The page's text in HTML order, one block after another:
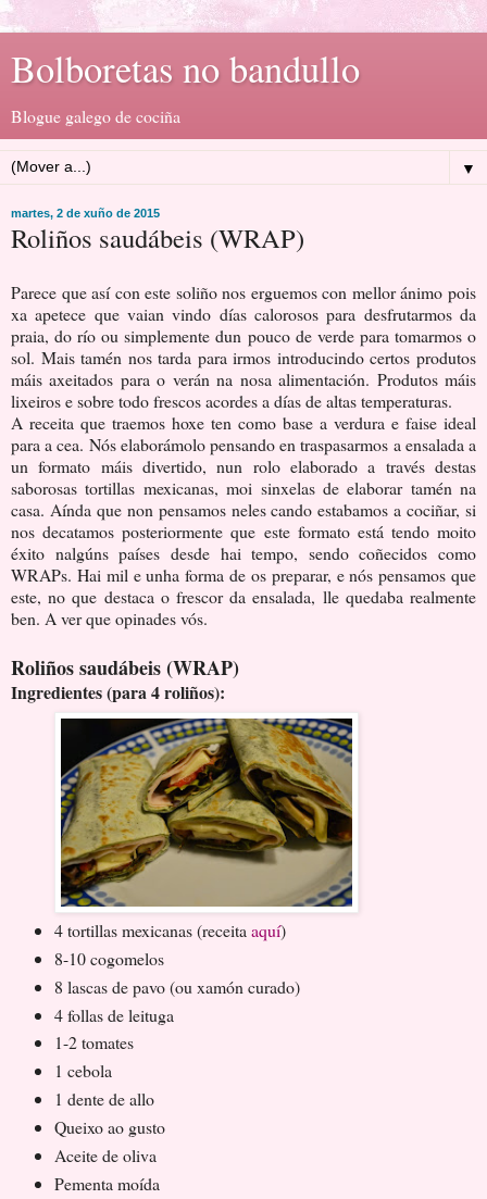
Bolboretas no bandullo
Blogue galego de cociña
▼
martes, 2 de xuño de 2015
Roliños saudábeis (WRAP)
Parece que así con este soliño nos erguemos con mellor ánimo pois
xa apetece que vaian vindo días calorosos para desfrutarmos da
praia, do río ou simplemente dun pouco de verde para tomarmos o
sol. Mais tamén nos tarda para irmos introducindo certos produtos
máis axeitados para o verán na nosa alimentación. Produtos máis
lixeiros e sobre todo frescos acordes a días de altas temperaturas.
A receita que traemos hoxe ten como base a verdura e faise ideal
para a cea. Nós elaborámolo pensando en traspasarmos a ensalada a
un formato máis divertido, nun rolo elaborado a través destas
saborosas tortillas mexicanas, moi sinxelas de elaborar tamén na
casa. Aínda que non pensamos neles cando estabamos a cociñar, si
nos decatamos posteriormente que este formato está tendo moito
éxito nalgúns países desde hai tempo, sendo coñecidos como
WRAPs. Hai mil e unha forma de os preparar, e nós pensamos que
este, no que destaca o frescor da ensalada, lle quedaba realmente
ben. A ver que opinades vós.
Roliños saudábeis (WRAP)
Ingredientes (para 4 roliños):
4 tortillas mexicanas (receita aquí)
8-10 cogomelos
8 lascas de pavo (ou xamón curado)
4 follas de leituga
1-2 tomates
1 cebola
1 dente de allo
Queixo ao gusto
Aceite de oliva
Pementa moída